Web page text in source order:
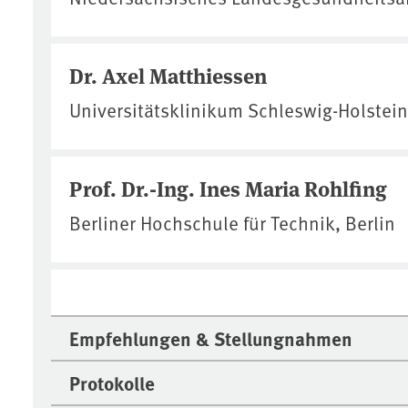
Dr. Axel Matthiessen
Universitätsklinikum Schleswig-
Prof. Dr.-Ing. Ines Maria Rohlfing
Berliner Hochschule für Technik, Berlin
Empfehlungen & Stellungnahmen
Protokolle